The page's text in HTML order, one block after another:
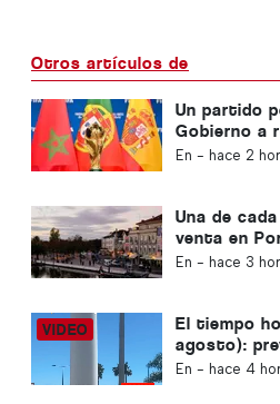
Otros artículos de
Un partido
Gobierno a
candidatura
En - hace 2
Una de
venta en
menos de
En - hace 3
El tiempo
agosto):
En - hace 4